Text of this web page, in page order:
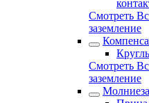
Смотреть
заземление
Смотреть
заземление